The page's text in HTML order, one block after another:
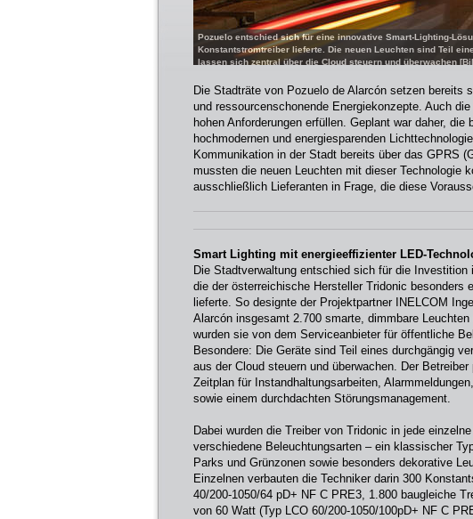
Pozuelo entschied sich für eine innovative Smart-Lighting-
Konstantstromtreiber lieferte. Die neuen Leuchten sind Teil
lassen sich zentral über die Cloud steuern und überwachen
Die Stadträte von Pozuelo de Alarcón setzen bereits
und ressourcenschonende Energiekonzepte. Auch
hohen Anforderungen erfüllen. Geplant war daher,
hochmodernen und energiesparenden
Kommunikation in der Stadt bereits über das GPRS
mussten die neuen Leuchten mit dieser Technologie
ausschließlich Lieferanten in Frage, die diese
Smart Lighting mit energieeffizienter LED-
Die Stadtverwaltung entschied sich für die
die der österreichische Hersteller Tridonic besonders
lieferte. So designte der Projektpartner INELCOM
Alarcón insgesamt 2.700 smarte, dimmbare
wurden sie von dem Serviceanbieter für öffentliche
Besondere: Die Geräte sind Teil eines durchgängig
aus der Cloud steuern und überwachen. Der
Zeitplan für Instandhaltungsarbeiten,
sowie einem durchdachten Störungsmanagement.
Dabei wurden die Treiber von Tridonic in jede
verschiedene Beleuchtungsarten – ein klassischer
Parks und Grünzonen sowie besonders dekorative
Einzelnen verbauten die Techniker darin 300
40/200-1050/64 pD+ NF C PRE3, 1.800 baugleiche
von 60 Watt (Typ LCO 60/200-1050/100pD+ NF C